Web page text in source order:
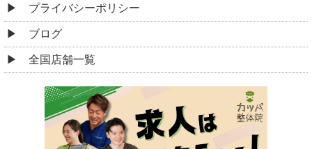
プライバシーポリシー
ブログ
全国店舗一覧